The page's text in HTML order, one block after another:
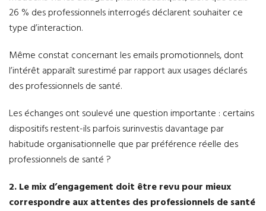
26 % des professionnels interrogés déclarent souhaiter ce
type d’interaction.
Même constat concernant les emails promotionnels, dont
l’intérêt apparaît surestimé par rapport aux usages déclarés
des professionnels de santé.
Les échanges ont soulevé une question importante : certains
dispositifs restent-ils parfois surinvestis davantage par
habitude organisationnelle que par préférence réelle des
professionnels de santé ?
2. Le mix d’engagement doit être revu pour mieux
correspondre aux attentes des professionnels de santé